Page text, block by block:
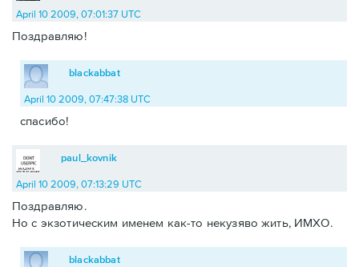
April 10 2009, 07:01:37 UTC
Поздравляю!
blackabbat
April 10 2009, 07:47:38 UTC
спасибо!
paul_kovnik
April 10 2009, 07:13:29 UTC
Поздравляю.
Но с экзотическим именем как-то некузяво жить, ИМХО.
blackabbat